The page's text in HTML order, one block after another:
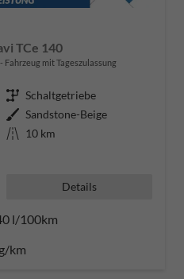
TCe 140
Fahrzeug mit Tageszulassung
Getriebe Schaltgetriebe
Außenfarbe Sandstone-Beige
Kilometerstand 10 km
Details
l/100km
km